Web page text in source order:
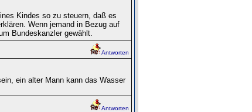
Kindes so zu steuern, daß es
Wenn jemand in Bezug auf
Bundeskanzler gewählt.
Antworten
ein alter Mann kann das Wasser
Antworten